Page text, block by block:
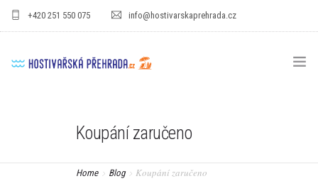
+420 251 550 075 info@hostivarskaprehrada.cz
Koupání zaručeno
Home Blog Koupání zaručeno